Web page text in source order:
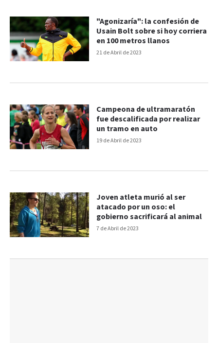
21 de Abril de 2023
"Agonizaría": la confesión de
Usain Bolt sobre si hoy corriera
en 100 metros llanos
19 de Abril de 2023
Campeona de ultramaratón
fue descalificada por realizar
un tramo en auto
7 de Abril de 2023
Joven atleta murió al ser
atacado por un oso: el
gobierno sacrificará al animal